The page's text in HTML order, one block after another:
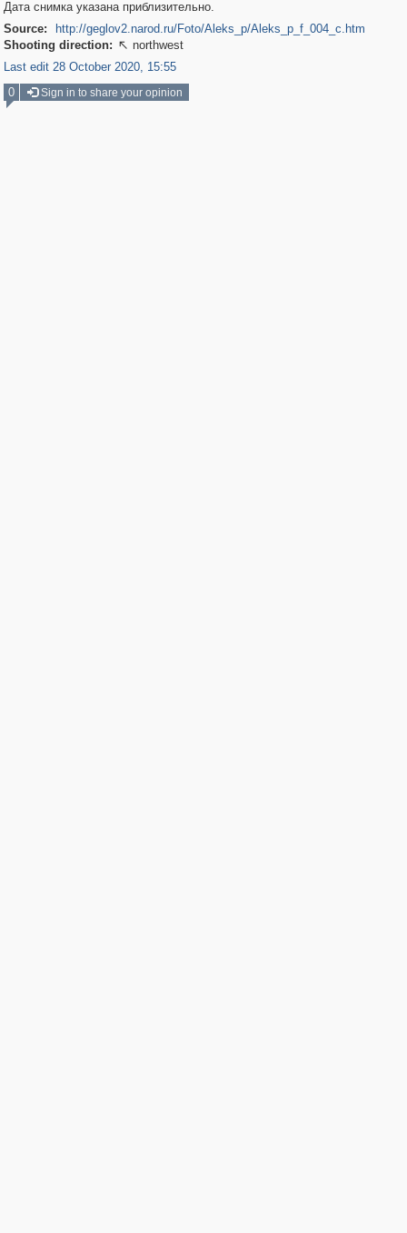
Дата снимка указана приблизительно.
Source:
http://geglov2.narod.ru/Foto/Aleks_p/Aleks_p_f_004_c.htm
Shooting direction:  northwest
Last edit 28 October 2020, 15:55
0
Sign in to share your opinion